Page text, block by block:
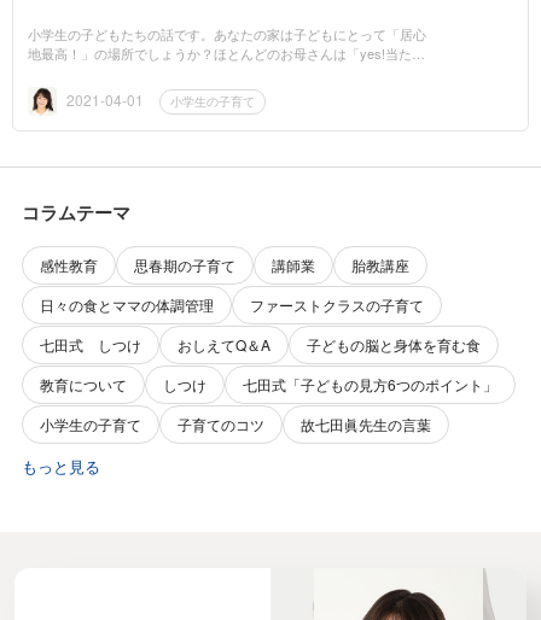
小学生の子どもたちの話です。あなたの家は子どもにとって「居心
地最高！」の場所でしょうか？ほとんどのお母さんは「yes!当たり
よく... 2021-04-01 小学生の子育て
コラムテーマ
感性教育 思春期の子育て 講師業
胎教講座
日々の食とママの体調管理
ファーストクラスの子育て
七田式 しつけ
おしえてQ＆A
子どもの脳と身体を育む食
教育について
しつけ
七田式「子どもの見方6つのポイント」
小学生の子育て
子育てのコツ 故七田眞先生の言葉
もっと見る